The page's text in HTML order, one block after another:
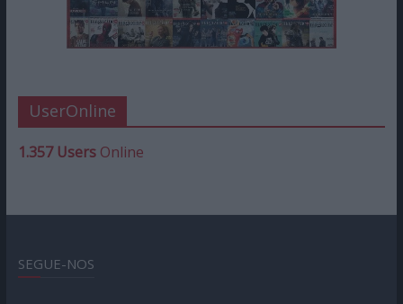
UserOnline
1.357 UsersOnline
SEGUE-NOS